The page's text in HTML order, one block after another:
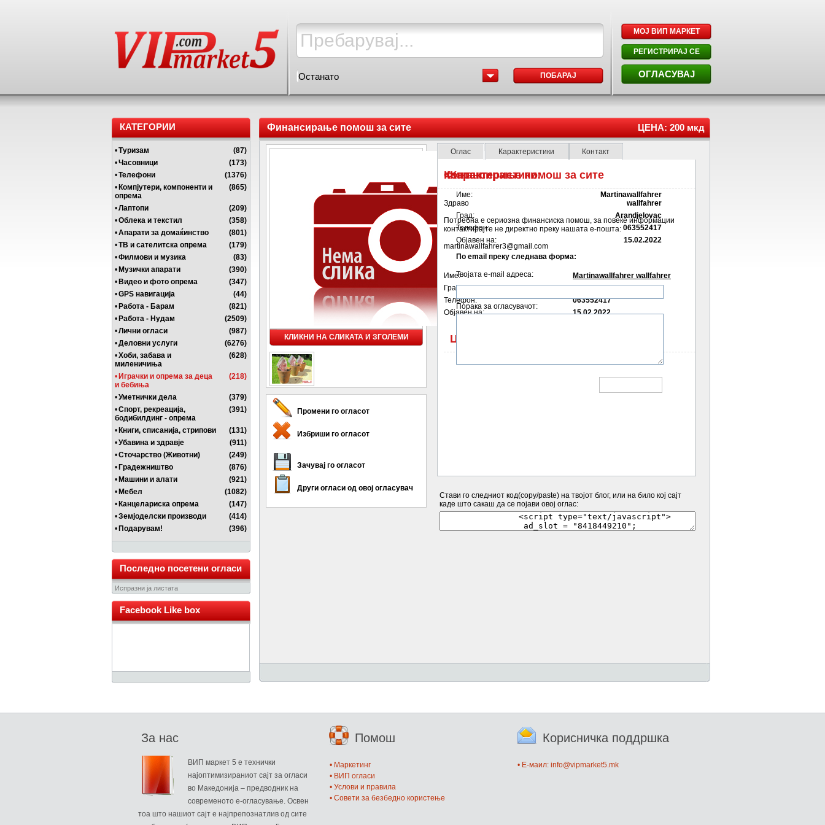
Останато ПОБАРАЈ
МОЈ ВИП МАРКЕТ
РЕГИСТРИРАЈ СЕ
ОГЛАСУВАЈ
КАТЕГОРИИ
•Туризам
(87)
•Часовници
(173)
•Телефони
(1376)
• Компјутери, компоненти и
опрема
(865)
•Лаптопи
(209)
•Облека и текстил
(358)
•Апарати за домаќинство
(801)
•ТВ и сателитска опрема
(179)
•Филмови и музика
(83)
• Музички апарати
(390)
• Видео и фото опрема
(347)
•GPS навигација
(44)
• Работа - Барам
(821)
• Работа - Нудам
(2509)
•Лични огласи
(987)
•Деловни услуги
(6276)
•Хоби, забава и
миленичиња
(628)
• Играчки и опрема за деца
и бебиња
(218)
•Уметнички дела
(379)
•Спорт, рекреација,
бодибилдинг - опрема
(391)
• Книги, списанија, стрипови
(131)
•Убавина и здравје
(911)
•Сточарство (Животни)
(249)
• Градежништво
(876)
• Машини и алати
(921)
• Мебел
(1082)
• Канцелариска опрема
(147)
•Земјоделски производи
(414)
• Подарувам! (396)
Последно посетени огласи
Испразни ја листата
Facebook Like box
Финансирање помош за сите ЦЕНА: 200 мкд
КЛИКНИ НА СЛИКАТА И ЗГОЛЕМИ
Промени го огласот
Избриши го огласот
Зачувај го огласот
Други огласи од овој огласувач
Оглас Карактеристики Контакт
Финансирање помош за сите
Здраво
Потребна е сериозна финансиска помош, за повеќе информации
контактирајте не директно преку нашата е-пошта:
martinawallfahrer3@gmail.com
Име:
Martinawallfahrer wallfahrer
Град:
Arandjelovac
Телефон:
063552417
Објавен на:
15.02.2022
ЦЕНА: 200 мкд
Карактеристики:
Контакт
Име:
Martinawallfahrer
wallfahrer
Град:
Arandjelovac
Телефон:
063552417
Објавен на:
15.02.2022
По email преку следнава форма:
Твојата e-mail адреса:
Порака за огласувачот:
Стави го следниот код(copy/paste) на твојот блог, или на било кој сајт
каде што сакаш да се појави овој оглас:
За нас
ВИП маркет 5 е технички
најоптимизираниот сајт за огласи
во Македонија – предводник на
современото е-огласување. Освен
тоа што нашиот сајт е најпрепознатлив од сите
Помош
• Маркетинг
• ВИП огласи
• Услови и правила
• Совети за безбедно користење
Корисничка поддршка
• E-маил: info@vipmarket5.mk